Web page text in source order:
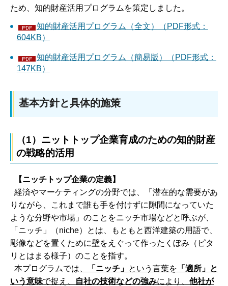
ため、知的財産活用プログラムを策定しました。
知的財産活用プログラム（全文）（PDF形式：
604KB）
知的財産活用プログラム（簡易版）（PDF形式：
147KB）
基本方針と具体的施策
（1）ニットトップ企業育成のための知的財産
の戦略的活用
【ニッチトップ企業の定義】
経済やマーケティングの分野では、「潜在的な需要があ
りながら、これまで誰も手を付けずに隙間になっていた
ような分野や市場」のことをニッチ市場などと呼ぶが、
「ニッチ」（niche）とは、もともと西洋建築の用語で、
彫像などを置くために壁をえぐって作ったくぼみ（ピタ
リとはまる様子）のことを指す。
本プログラムでは
「ニッチ」 という言葉を 「適所」と
いう意味で捉え、 自社の技術などの強みにより、 他社が